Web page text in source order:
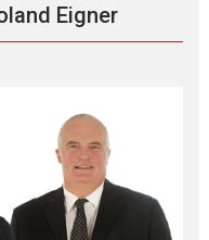
Eigner